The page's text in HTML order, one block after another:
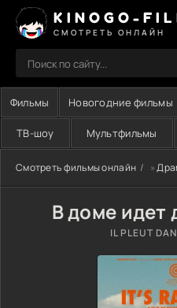
KINOGO-
СМОТРЕТЬ ОНЛАЙН
Фильмы Новогодние фильмы
ТВ-шоу Мультфильмы
Смотреть фильмы онлайн »
В доме идет
IL PLEUT